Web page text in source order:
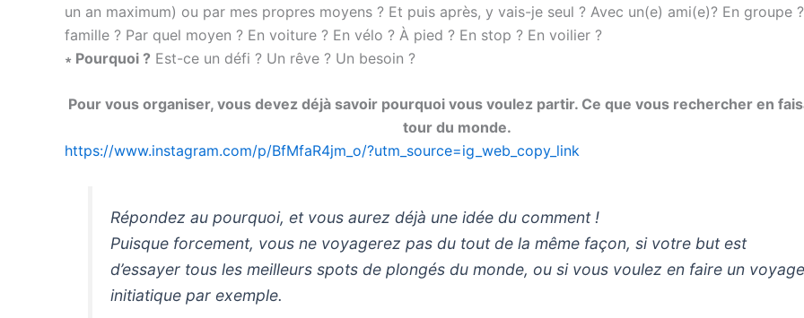
un an maximum) ou par mes propres moyens ? Et puis après, y vais-je seul ? Avec un(e) ami(e)? En groupe
famille ? Par quel moyen ? En voiture ? En vélo ? À pied ? En stop ? En voilier ?
∗ Pourquoi ? Est-ce un défi ? Un rêve ? Un besoin ?
Pour vous organiser, vous devez déjà savoir pourquoi vous voulez partir. Ce que vous rechercher en
tour du monde.
https://www.instagram.com/p/BfMfaR4jm_o/?utm_source=ig_web_copy_link
Répondez au pourquoi, et vous aurez déjà une idée du comment !
Puisque forcement, vous ne voyagerez pas du tout de la même façon, si votre but est
d’essayer tous les meilleurs spots de plongés du monde, ou si vous voulez en faire un
initiatique par exemple.